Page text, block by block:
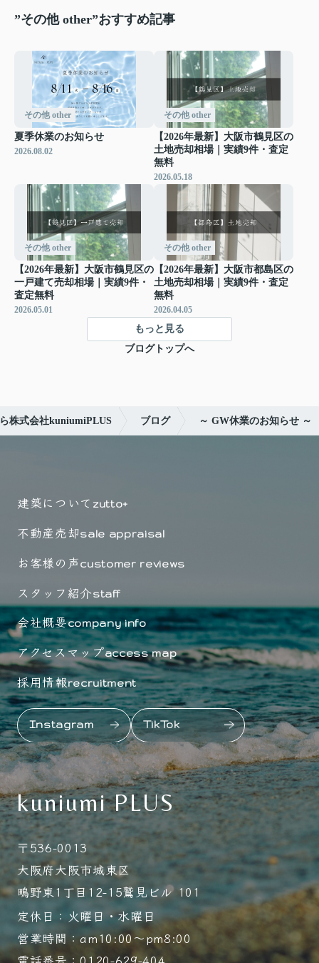
”その他 other”おすすめ記事
その他 other
夏季休業のお知らせ
2026.08.02
その他 other
【2026年最新】大阪市鶴見区の
土地売却相場｜実績9件・査定
無料
2026.05.18
その他 other
【2026年最新】大阪市鶴見区の
一戸建て売却相場｜実績9件・
査定無料
2026.05.01
その他 other
【2026年最新】大阪市都島区の
土地売却相場｜実績9件・査定
無料
2026.04.05
もっと見る
ブログトップへ
株式会社kuniumiPLUS ブログ ～ GW休業のお知らせ ～
建築について zutto+
不動産売却sale appraisal
お客様の声customer reviews
スタッフ紹介staff
会社概要company info
アクセスマップaccess map
採用情報recruitment
Instagram TikTok
kuniumi PLUS
〒536-0013
大阪府大阪市城東区
鴫野東1丁目12-15鷲見ビル 101
定休日：火曜日・水曜日
営業時間：am10:00～pm8:00